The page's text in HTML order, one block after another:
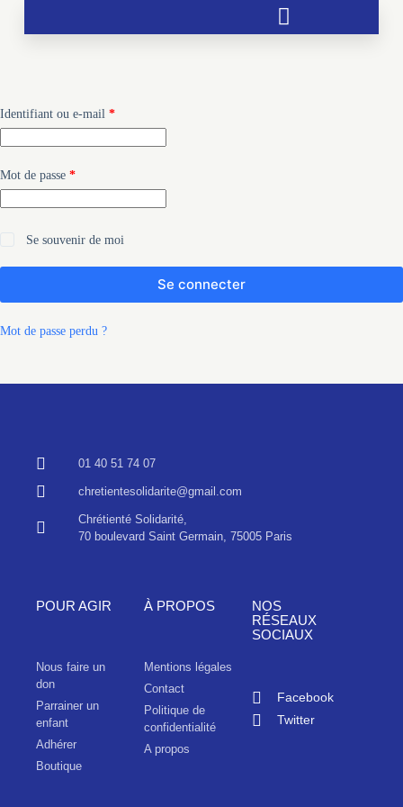
Identifiant ou e-mail *
Mot de passe *
Se souvenir de moi
Se connecter
Mot de passe perdu ?
01 40 51 74 07
chretientesolidarite@gmail.com
Chrétienté Solidarité,
70 boulevard Saint Germain, 75005 Paris
POUR AGIR
Nous faire un
don
Parrainer un
enfant
Adhérer
Boutique
À PROPOS
Mentions légales
Contact
Politique de
confidentialité
A propos
NOS
RÉSEAUX
SOCIAUX
Facebook
Twitter